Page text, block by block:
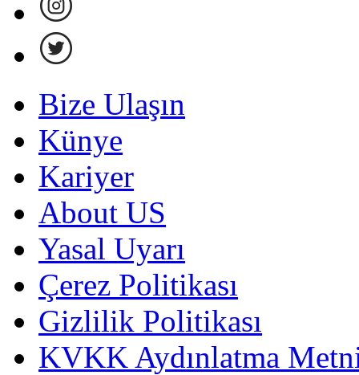
Bize Ulaşın
Künye
Kariyer
About US
Yasal Uyarı
Çerez Politikası
Gizlilik Politikası
KVKK Aydınlatma